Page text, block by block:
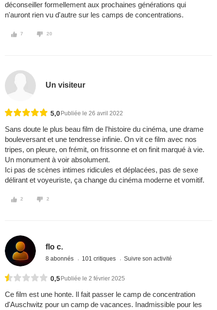
déconseiller formellement aux prochaines générations qui
n'auront rien vu d'autre sur les camps de concentrations.
7 20
Un visiteur
5,0 Publiée le 26 avril 2022
Sans doute le plus beau film de l'histoire du cinéma, une drame
bouleversant et une tendresse infinie. On vit ce film avec nos
tripes, on pleure, on frémit, on frissonne et on finit marqué à vie.
Un monument à voir absolument.
Ici pas de scènes intimes ridicules et déplacées, pas de sexe
délirant et voyeuriste, ça change du cinéma moderne et vomitif.
2 2
flo c.
8 abonnés 101 critiques Suivre son activité
0,5 Publiée le 2 février 2025
Ce film est une honte. Il fait passer le camp de concentration
d'Auschwitz pour un camp de vacances. Inadmissible pour les